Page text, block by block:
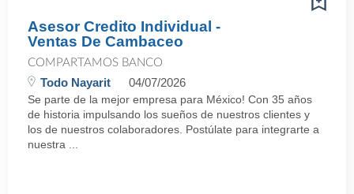
Asesor Credito Individual -
Ventas De Cambaceo
COMPARTAMOS BANCO
Todo Nayarit 04/07/2026
Se parte de la mejor empresa para México! Con 35 años
de historia impulsando los sueños de nuestros clientes y
los de nuestros colaboradores. Postúlate para integrarte a
nuestra ...